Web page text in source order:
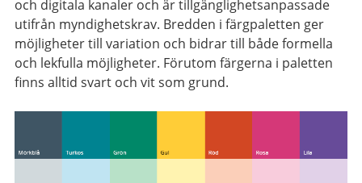
och digitala kanaler och är tillgänglighetsanpassade
utifrån myndighetskrav. Bredden i färgpaletten ger
möjligheter till variation och bidrar till både formella
och lekfulla möjligheter. Förutom färgerna i paletten
finns alltid svart och vit som grund.